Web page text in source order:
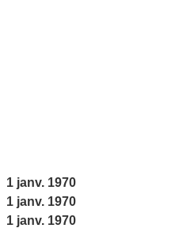
1 janv. 1970
1 janv. 1970
1 janv. 1970